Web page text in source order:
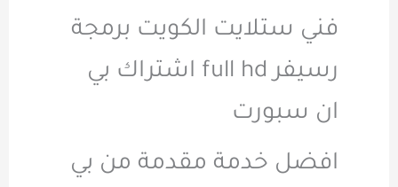
فني ستلايت الكويت برمجة
رسيفر full hd اشتراك بي
ان سبورت
افضل خدمة مقدمة من بي